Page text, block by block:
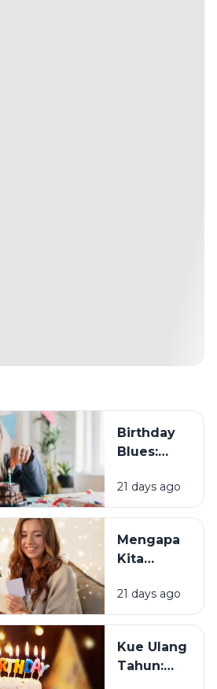
Birthday
Blues:
Sebagian
Orang
Merasa
Sedih Saat
Tahun?
21 days ago
Mengapa
Kita
Mendapat
Ucapan
Tahun?
21 days ago
Kue Ulang
Tahun: